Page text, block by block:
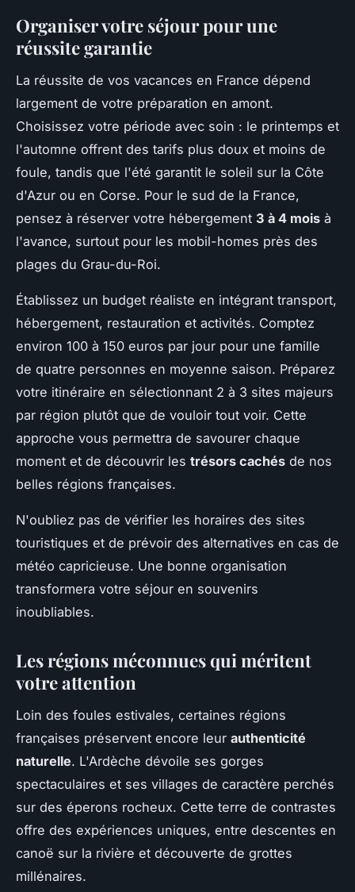
Organiser votre séjour pour une
réussite garantie
La réussite de vos vacances en France dépend
largement de votre préparation en amont.
Choisissez votre période avec soin : le printemps et
l'automne offrent des tarifs plus doux et moins de
foule, tandis que l'été garantit le soleil sur la Côte
d'Azur ou en Corse. Pour le sud de la France,
pensez à réserver votre hébergement 3 à 4 mois à
l'avance, surtout pour les mobil-homes près des
plages du Grau-du-Roi.
Établissez un budget réaliste en intégrant transport,
hébergement, restauration et activités. Comptez
environ 100 à 150 euros par jour pour une famille
de quatre personnes en moyenne saison. Préparez
votre itinéraire en sélectionnant 2 à 3 sites majeurs
par région plutôt que de vouloir tout voir. Cette
approche vous permettra de savourer chaque
moment et de découvrir les trésors cachés de nos
belles régions françaises.
N'oubliez pas de vérifier les horaires des sites
touristiques et de prévoir des alternatives en cas de
météo capricieuse. Une bonne organisation
transformera votre séjour en souvenirs
inoubliables.
Les régions méconnues qui méritent
votre attention
Loin des foules estivales, certaines régions
françaises préservent encore leur authenticité
naturelle. L'Ardèche dévoile ses gorges
spectaculaires et ses villages de caractère perchés
sur des éperons rocheux. Cette terre de contrastes
offre des expériences uniques, entre descentes en
canoë sur la rivière et découverte de grottes
millénaires.